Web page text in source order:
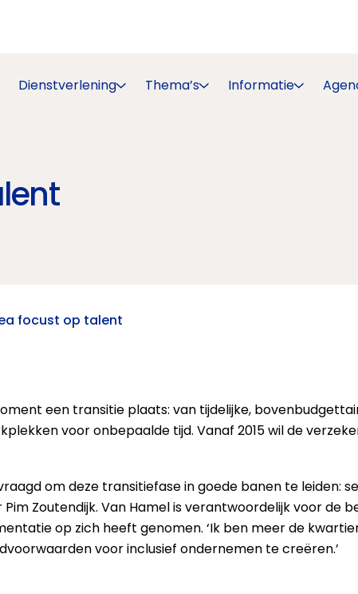
Dienstverlening Thema’s Informatie
focust op talent
een transitie plaats: van tijdelijke,
voor onbepaalde tijd. Vanaf 2015 wil de
om deze transitiefase in goede banen te leiden:
Zoutendijk. Van Hamel is verantwoordelijk voor de
op zich heeft genomen. ‘Ik ben meer de
voor inclusief ondernemen te creëren.’